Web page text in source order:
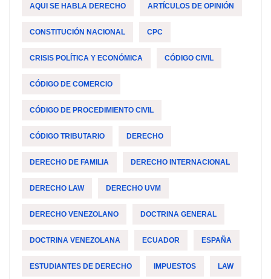
AQUI SE HABLA DERECHO ARTÍCULOS DE OPINIÓN
CONSTITUCIÓN NACIONAL CPC
CRISIS POLÍTICA Y ECONÓMICA CÓDIGO CIVIL
CÓDIGO DE COMERCIO
CÓDIGO DE PROCEDIMIENTO CIVIL
CÓDIGO TRIBUTARIO DERECHO
DERECHO DE FAMILIA DERECHO INTERNACIONAL
DERECHO LAW DERECHO UVM
DERECHO VENEZOLANO DOCTRINA GENERAL
DOCTRINA VENEZOLANA ECUADOR ESPAÑA
ESTUDIANTES DE DERECHO IMPUESTOS LAW